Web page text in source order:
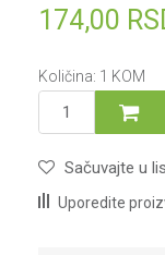
174,00
Količina: 1 KOM
Sačuvajte u
Uporedite